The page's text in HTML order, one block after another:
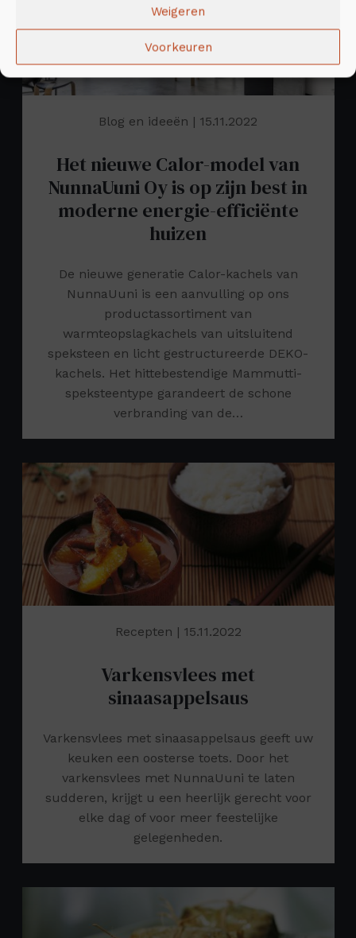
Weigeren
Voorkeuren
Blog en ideeën | 15.11.2022
Het nieuwe Calor-model van
NunnaUuni Oy is op zijn best in
moderne energie-efficiënte
huizen
De nieuwe generatie Calor-kachels van
NunnaUuni is een aanvulling op ons
productassortiment van
warmteopslagkachels van uitsluitend
speksteen en licht gestructureerde DEKO-
kachels. Het hittebestendige Mammutti-
speksteentype garandeert de schone
verbranding van de…
Recepten | 15.11.2022
Varkensvlees met
sinaasappelsaus
Varkensvlees met sinaasappelsaus geeft uw
keuken een oosterse toets. Door het
varkensvlees met NunnaUuni te laten
sudderen, krijgt u een heerlijk gerecht voor
elke dag of voor meer feestelijke
gelegenheden.